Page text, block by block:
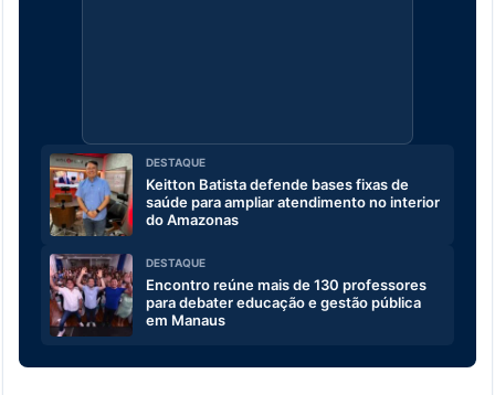
DESTAQUE
Keitton Batista defende bases fixas de
saúde para ampliar atendimento no interior
do Amazonas
DESTAQUE
Encontro reúne mais de 130 professores
para debater educação e gestão pública
em Manaus